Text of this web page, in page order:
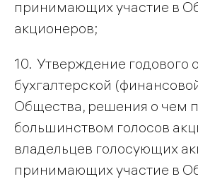
принимающих участие в
акционеров;
10. Утверждение годового
бухгалтерской
Общества, решения о чем
большинством голосов
владельцев голосующих
принимающих участие в